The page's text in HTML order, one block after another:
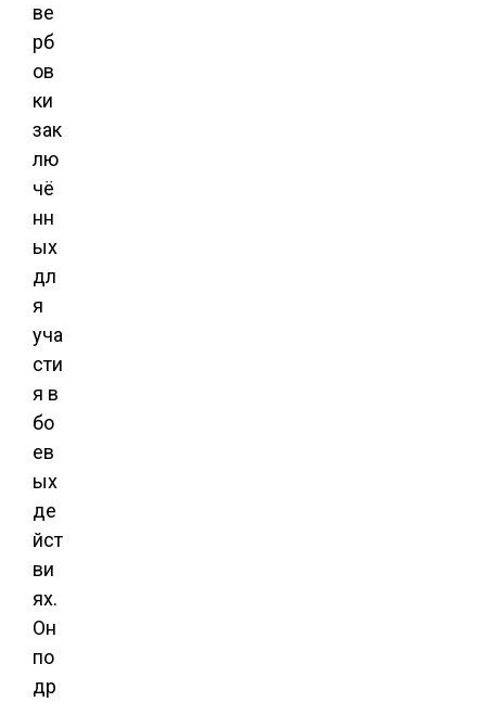
ве
рб
ов
ки
зак
лю
чё
нн
ых
дл
я
уча
сти
я в
бо
ев
ых
де
йст
ви
ях.
Он
по
др